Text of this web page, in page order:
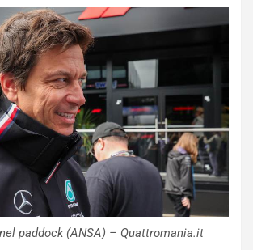
paddock (ANSA) – Quattromania.it